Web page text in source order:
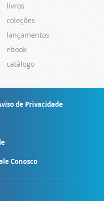
livros
coleções
lançamentos
ebook
catálogo
de Privacidade
Conosco